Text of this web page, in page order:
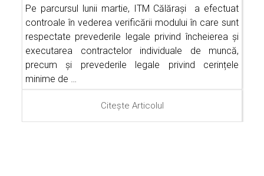
Pe parcursul lunii martie, ITM Călărași a efectuat
controale în vederea verificării modului în care sunt
respectate prevederile legale privind încheierea și
executarea contractelor individuale de muncă,
precum și prevederile legale privind cerințele
minime de …
Citește Articolul